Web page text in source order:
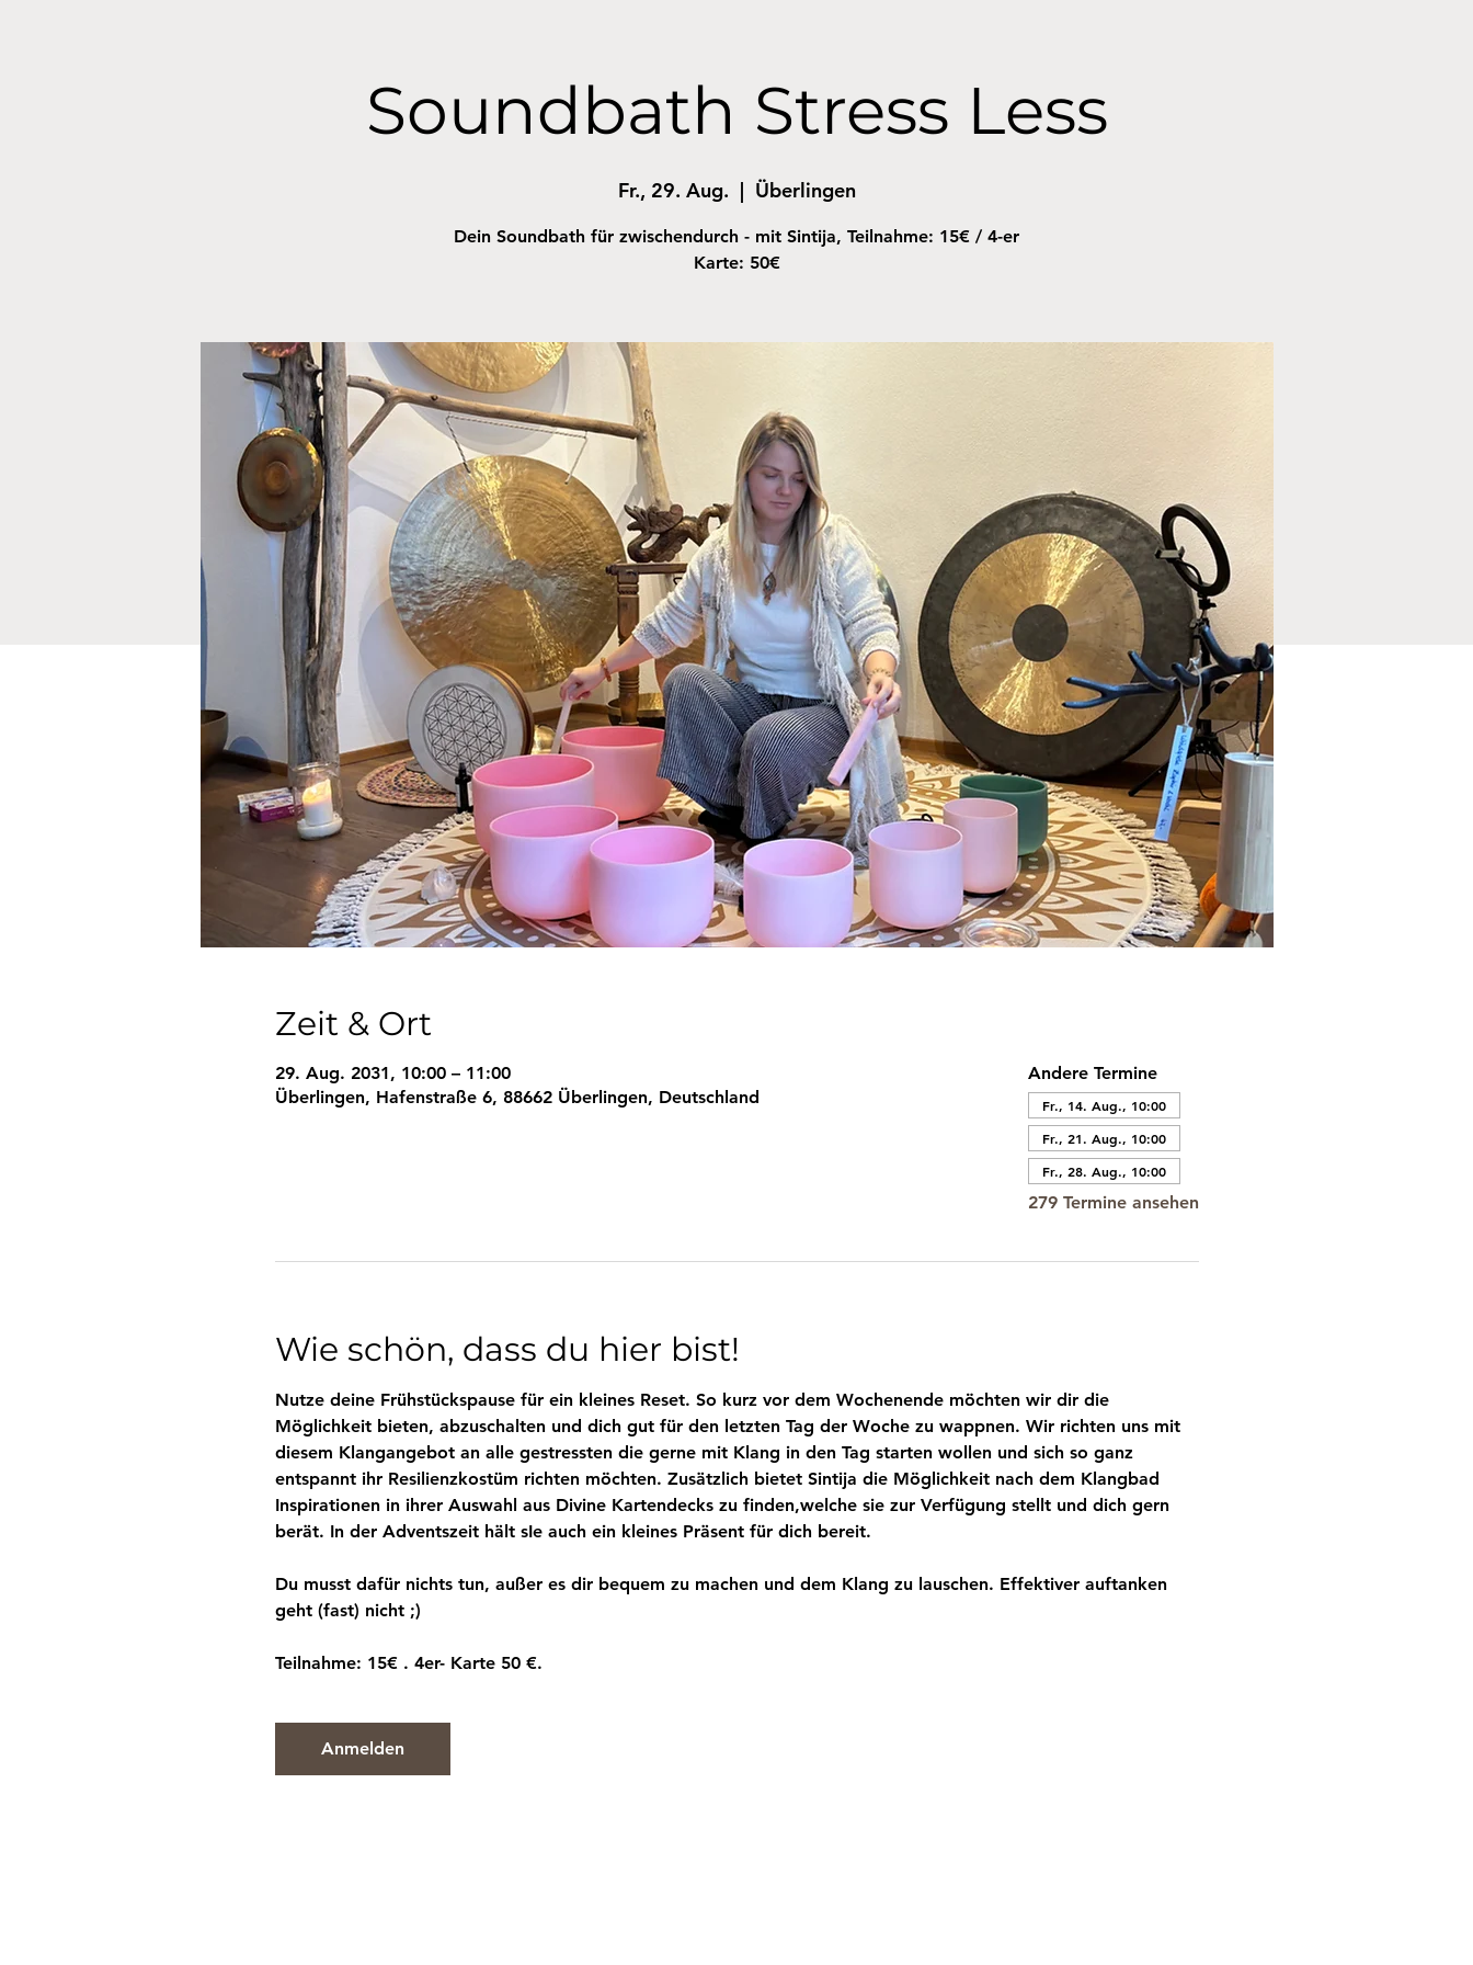
Soundbath Stress Less
Fr., 29. Aug.
  |
Überlingen
Dein Soundbath für zwischendurch - mit Sintija, Teilnahme: 15€ / 4-er
Karte: 50€
Zeit & Ort
29. Aug. 2031, 10:00 – 11:00
Überlingen, Hafenstraße 6, 88662 Überlingen, Deutschland
Andere Termine
Fr., 14. Aug., 10:00
Fr., 21. Aug., 10:00
Fr., 28. Aug., 10:00
279 Termine ansehen
Wie schön, dass du hier bist!
Nutze deine Frühstückspause für ein kleines Reset. So kurz vor dem Wochenende möchten wir dir die
Möglichkeit bieten, abzuschalten und dich gut für den letzten Tag der Woche zu wappnen. Wir richten uns mit
diesem Klangangebot an alle gestressten die gerne mit Klang in den Tag starten wollen und sich so ganz
entspannt ihr Resilienzkostüm richten möchten. Zusätzlich bietet Sintija die Möglichkeit nach dem Klangbad
Inspirationen in ihrer Auswahl aus Divine Kartendecks zu finden,welche sie zur Verfügung stellt und dich gern
berät. In der Adventszeit hält sIe auch ein kleines Präsent für dich bereit.
Du musst dafür nichts tun, außer es dir bequem zu machen und dem Klang zu lauschen. Effektiver auftanken
geht (fast) nicht ;)
Teilnahme: 15€ . 4er- Karte 50 €.
Anmelden